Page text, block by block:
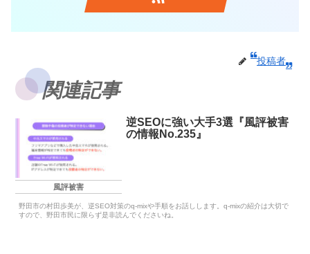
投稿者
関連記事
風評被害
逆SEOに強い大手3選『風評被害
の情報No.235』
野田市の村田歩美が、逆SEO対策のq-mixや手順をお話しします。q-mixの紹介は大切で
すので、野田市民に限らず是非読んでくださいね。